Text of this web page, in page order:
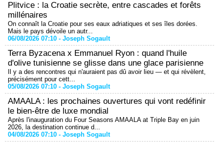
Plitvice : la Croatie secrète, entre cascades et forêts
millénaires
On connaît la Croatie pour ses eaux adriatiques et ses îles dorées.
Mais le pays dévoile un autr...
06/08/2026 07:10 - Joseph Sogault
Terra Byzacena x Emmanuel Ryon : quand l'huile
d'olive tunisienne se glisse dans une glace parisienne
Il y a des rencontres qui n'auraient pas dû avoir lieu — et qui révèlent,
précisément pour cett...
05/08/2026 07:10 - Joseph Sogault
AMAALA : les prochaines ouvertures qui vont redéfinir
le bien-être de luxe mondial
Après l'inauguration du Four Seasons AMAALA at Triple Bay en juin
2026, la destination continue d...
04/08/2026 07:10 - Joseph Sogault